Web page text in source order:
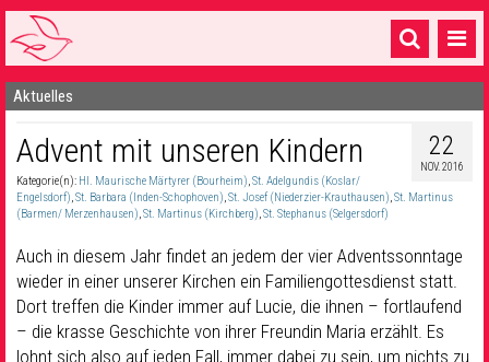
Startseite
1 Pfarrei
16 Gemeinden & mehr
Sakramente & Feste
Gemeinschaft & Soziales
Aktuelles
22
NOV. 2016
Advent mit unseren Kindern
Kategorie(n): Hl. Maurische Märtyrer (Bourheim),St. Adelgundis (Koslar/
Engelsdorf),St. Barbara (Inden-Schophoven),St. Josef (Niederzier-Krauthausen),St. Martinus
(Barmen/ Merzenhausen),St. Martinus (Kirchberg),St. Stephanus (Selgersdorf)
Auch in diesem Jahr findet an jedem der vier Adventssonntage
wieder in einer unserer Kirchen ein Familiengottesdienst statt.
Dort treffen die Kinder immer auf Lucie, die ihnen – fortlaufend
– die krasse Geschichte von ihrer Freundin Maria erzählt. Es
lohnt sich also auf jeden Fall, immer dabei zu sein, um nichts zu